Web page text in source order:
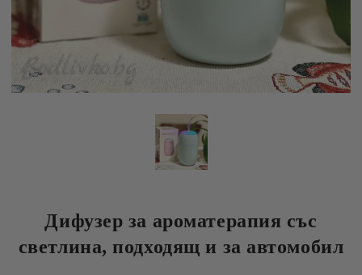
Дифузер за ароматерапия със
светлина, подходящ и за автомобил